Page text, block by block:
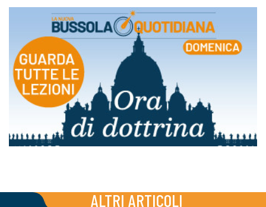
ALTRI ARTICOLI